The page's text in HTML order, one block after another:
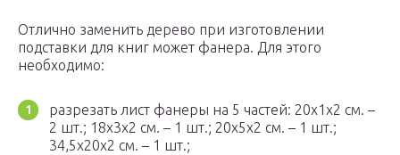
Отлично заменить дерево при изготовлении
подставки для книг может фанера. Для этого
необходимо:
разрезать лист фанеры на 5 частей: 20х1х2 см. –
2 шт.; 18х3х2 см. – 1 шт.; 20х5х2 см. – 1 шт.;
34,5х20х2 см. – 1 шт.;